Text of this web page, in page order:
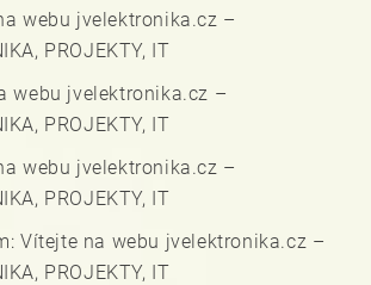
webu jvelektronika.cz –
PROJEKTY, IT
webu jvelektronika.cz –
PROJEKTY, IT
webu jvelektronika.cz –
PROJEKTY, IT
:Vítejte na webu jvelektronika.cz –
PROJEKTY, IT